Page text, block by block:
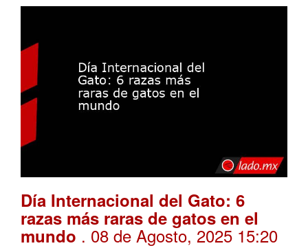
Día Internacional del Gato: 6
razas más raras de gatos en el
mundo . 08 de Agosto, 2025 15:20